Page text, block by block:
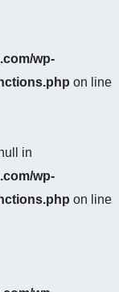
wp-
on line
in
wp-
on line